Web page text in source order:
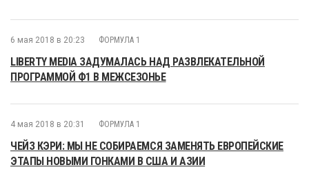
6 мая 2018 в 20:23 ФОРМУЛА 1
LIBERTY MEDIA ЗАДУМАЛАСЬ НАД РАЗВЛЕКАТЕЛЬНОЙ
ПРОГРАММОЙ Ф1 В МЕЖСЕЗОНЬЕ
4 мая 2018 в 20:31 ФОРМУЛА 1
ЧЕЙЗ КЭРИ: МЫ НЕ СОБИРАЕМСЯ ЗАМЕНЯТЬ ЕВРОПЕЙСКИЕ
ЭТАПЫ НОВЫМИ ГОНКАМИ В США И АЗИИ